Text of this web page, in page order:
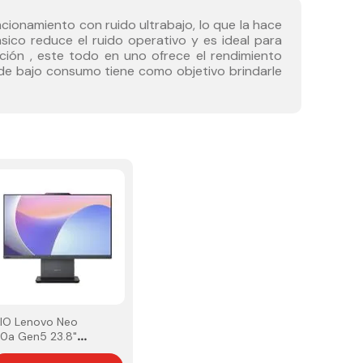
con ruido ultrabajo, lo que la hace
reduce el ruido operativo y es ideal para
, este todo en uno ofrece el rendimiento
bajo consumo tiene como objetivo brindarle
Lenovo Neo
Gen5 23.8"
Intel I5-13420H